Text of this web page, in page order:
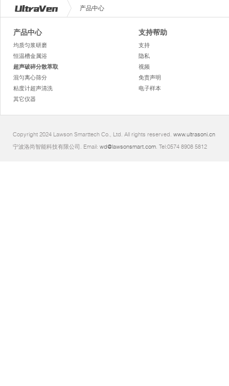
产品中心
产品中心
均质匀浆研磨
恒温槽金属浴
超声破碎分散萃取
混匀离心筛分
粘度计超声清洗
其它仪器
支持帮助
支持
隐私
视频
免责声明
电子样本
Copyright 2024 Lawson Smarttech Co., Ltd. All rights reserved. www.ultrasoni.cn
宁波洛尚智能科技有限公司. Email: wd@lawsonsmart.com. Tel:0574 8908 5812